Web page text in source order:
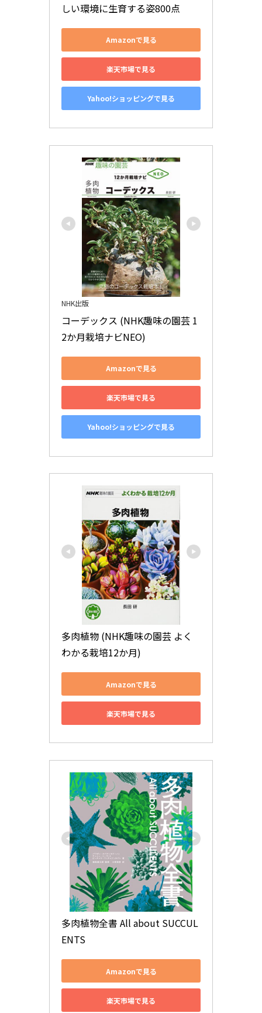
しい環境に生育する姿800点
Amazonで見る
楽天市場で見る
Yahoo!ショッピングで見る
NHK出版
コーデックス (NHK趣味の園芸 1
2か月栽培ナビNEO)
Amazonで見る
楽天市場で見る
Yahoo!ショッピングで見る
多肉植物 (NHK趣味の園芸 よく
わかる栽培12か月)
Amazonで見る
楽天市場で見る
多肉植物全書 All about SUCCUL
ENTS
Amazonで見る
楽天市場で見る